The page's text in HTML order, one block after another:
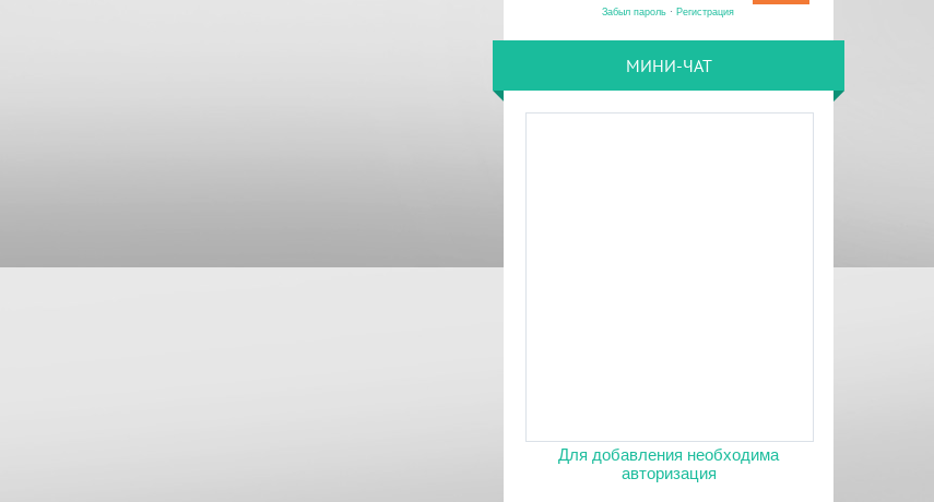
Забыл пароль · Регистрация
МИНИ-ЧАТ
Для добавления необходима
авторизация